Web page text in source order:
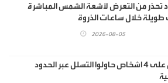
تحذر من التعرض لأشعة الشمس المباشرة
طويلة خلال ساعات الذروة
2026-08-05
القبض على 4 اشخاص حاولوا التسلل عبر الحدود